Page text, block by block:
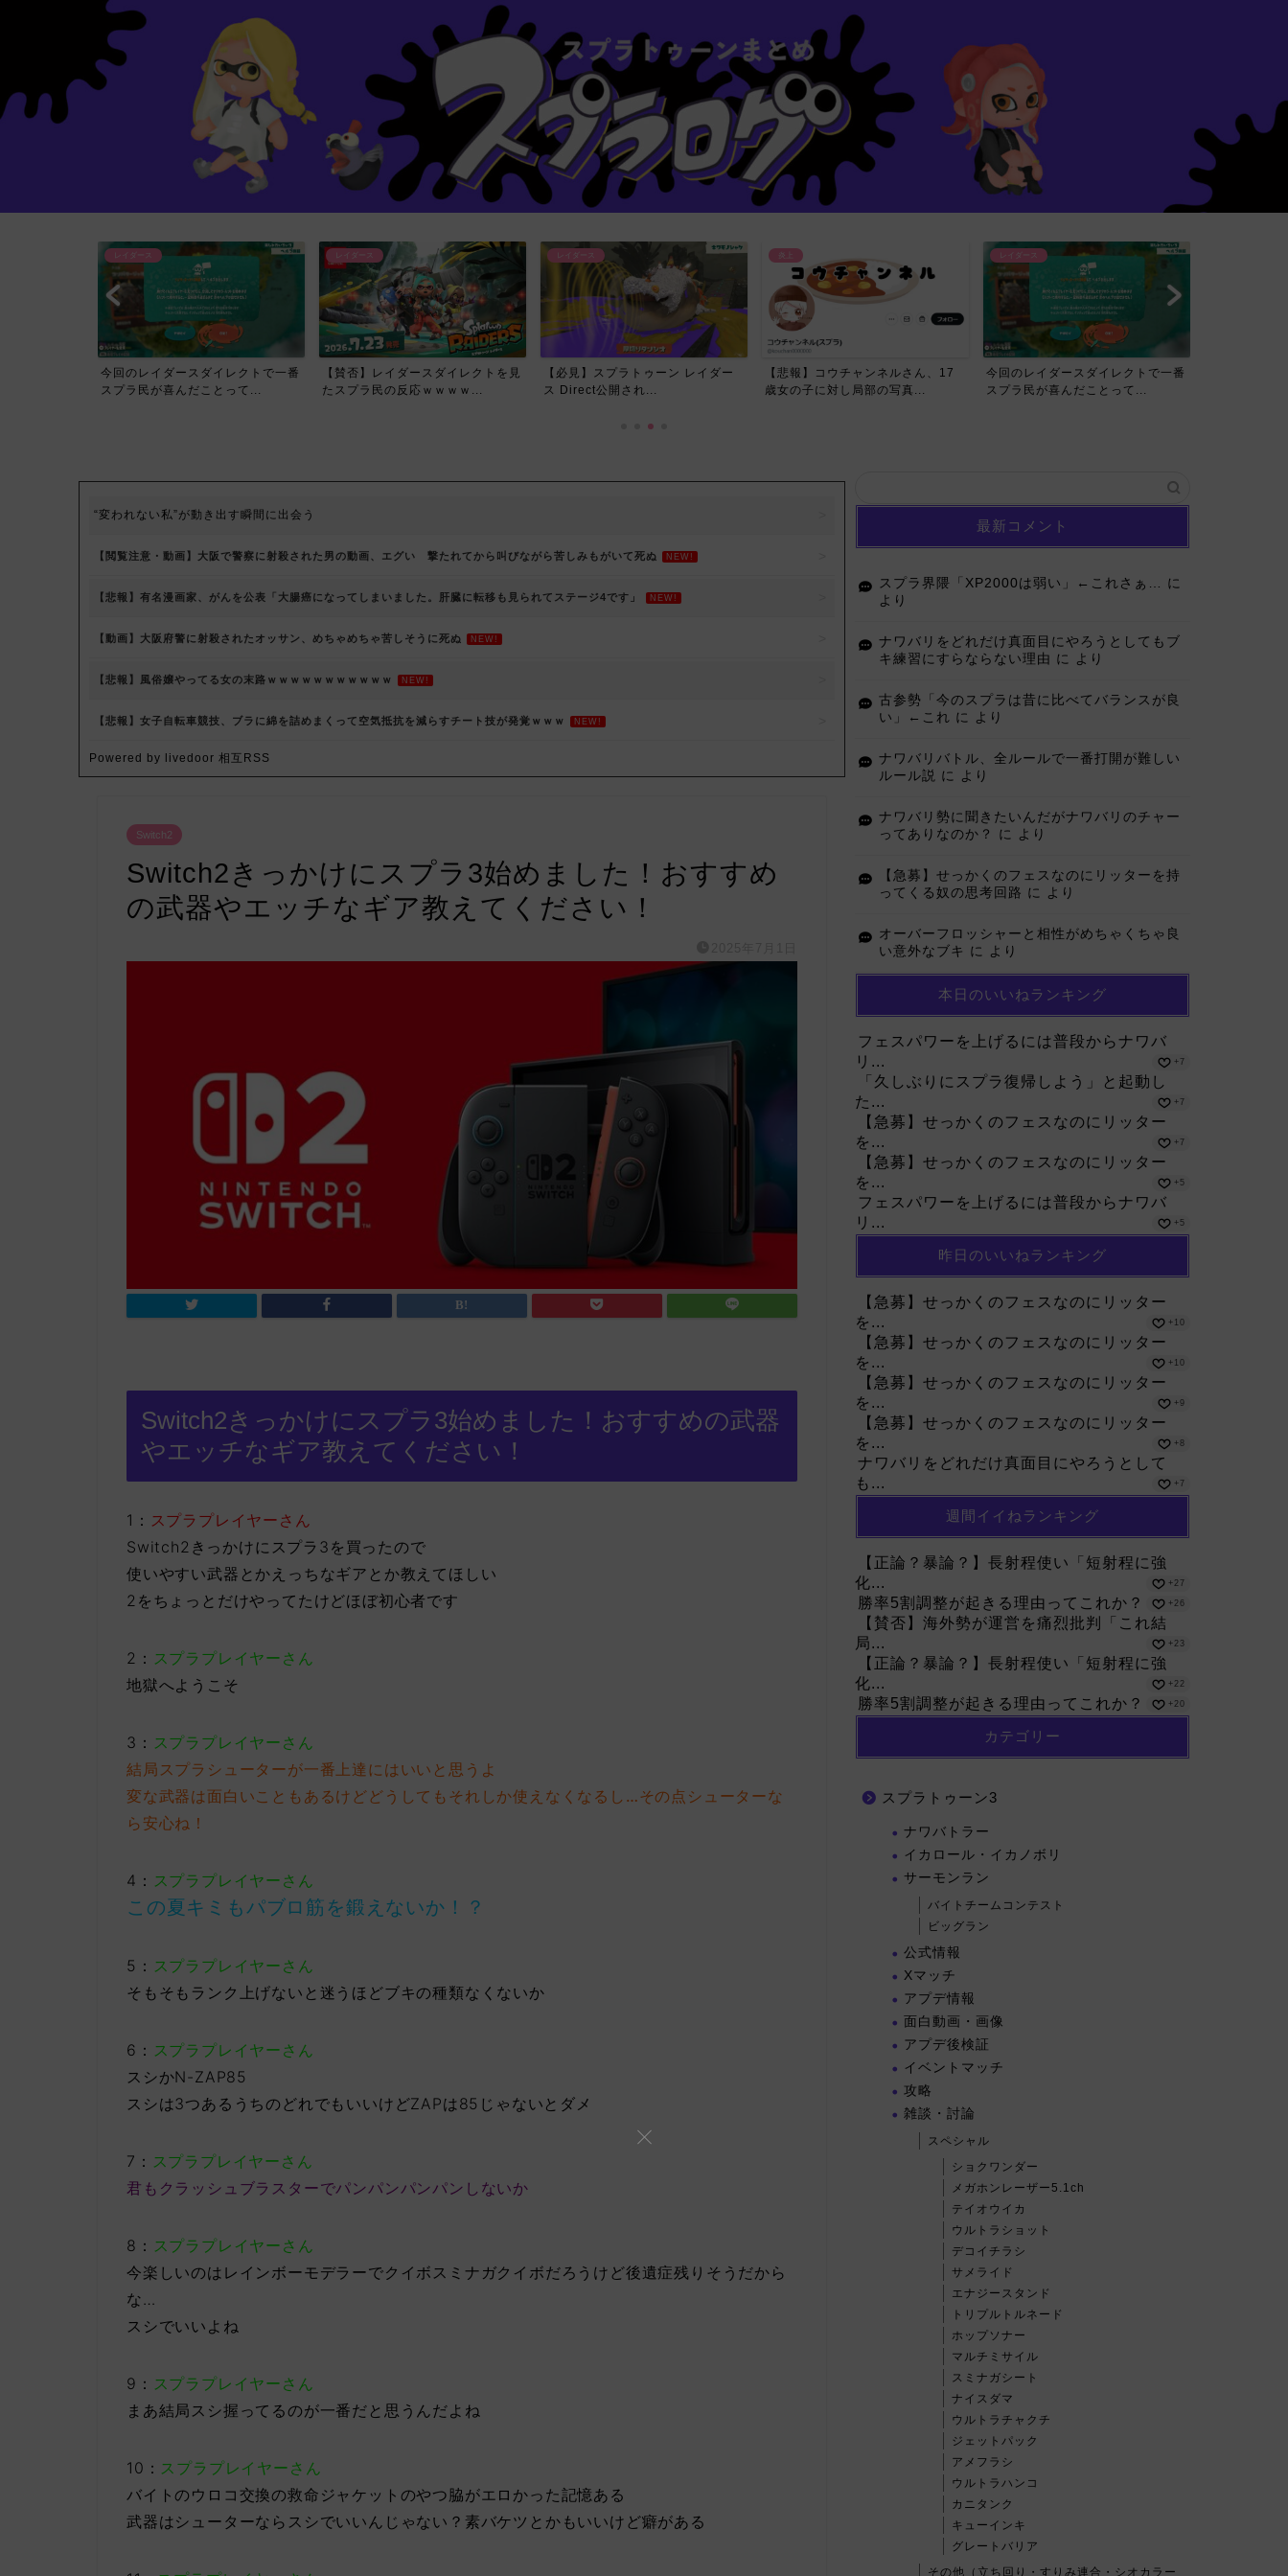
レイダース
【賛否】レイダースダイレクトを見
たスプラ民の反応ｗｗｗｗ...
レイダース
【必見】スプラトゥーン レイダー
ス Direct公開され...
【悲報】コウチャンネルさん、17
歳女の子に対し局部の写真...
レイダース
今回のレイダースダイレクトで一番
スプラ民が喜んだことって...
レイダース
【賛否】レイダースダイレクトを見
たスプラ民の反応ｗｗｗｗ...
“変われない私”が動き出す瞬間に出会う
【閲覧注意・動画】大阪で警察に射殺された男の動画、エグい 撃たれてから叫びながら苦しみもがいて死ぬ NEW!
【悲報】有名漫画家、がんを公表「大腸癌になってしまいました。肝臓に転移も見られてステージ4です」 NEW!
【動画】大阪府警に射殺されたオッサン、めちゃめちゃ苦しそうに死ぬ NEW!
【悲報】風俗嬢やってる女の末路ｗｗｗｗｗｗｗｗｗｗｗ NEW!
【悲報】女子自転車競技、ブラに綿を詰めまくって空気抵抗を減らすチート技が発覚ｗｗｗ NEW!
Powered by livedoor 相互RSS
Switch2
Switch2きっかけにスプラ3始めました！おすすめ
の武器やエッチなギア教えてください！
Switch2きっかけにスプラ3始めました！おすすめの武器
やエッチなギア教えてください！
1： スプラプレイヤーさん
Switch2きっかけにスプラ3を買ったので
使いやすい武器とかえっちなギアとか教えてほしい
2をちょっとだけやってたけどほぼ初心者です
2： スプラプレイヤーさん
地獄へようこそ
3： スプラプレイヤーさん
結局スプラシューターが一番上達にはいいと思うよ
変な武器は面白いこともあるけどどうしてもそれしか使えなくなるし…その点シューターな
ら安心ね！
4： スプラプレイヤーさん
この夏キミもパブロ筋を鍛えないか！？
5： スプラプレイヤーさん
そもそもランク上げないと迷うほどブキの種類なくないか
6： スプラプレイヤーさん
スシかN-ZAP85
スシは3つあるうちのどれでもいいけどZAPは85じゃないとダメ
7： スプラプレイヤーさん
君もクラッシュブラスターでパンパンパンパンしないか
8： スプラプレイヤーさん
今楽しいのはレインボーモデラーでクイボスミナガクイボだろうけど後遺症残りそうだから
な…
スシでいいよね
9： スプラプレイヤーさん
まあ結局スシ握ってるのが一番だと思うんだよね
10： スプラプレイヤーさん
バイトのウロコ交換の救命ジャケットのやつ脇がエロかった記憶ある
武器はシューターならスシでいいんじゃない？素バケツとかもいいけど癖がある
最新コメント
スプラ界隈「XP2000は弱い」←これさぁ…
に
より
ナワバリをどれだけ真面目にやろうとしてもブ
キ練習にすらならない理由 に より
古参勢「今のスプラは昔に比べてバランスが良
い」←これ に より
ナワバリバトル、全ルールで一番打開が難しい
ルール説 に より
ナワバリ勢に聞きたいんだがナワバリのチャー
ってありなのか？
に より
【急募】せっかくのフェスなのにリッターを持
ってくる奴の思考回路 に より
オーバーフロッシャーと相性がめちゃくちゃ良
い意外なブキ に より
本日のいいねランキング
フェスパワーを上げるには普段からナワバ
リ...
+7
「久しぶりにスプラ復帰しよう」と起動し
た...
+7
【急募】せっかくのフェスなのにリッター
を...
+7
【急募】せっかくのフェスなのにリッター
を...
+5
フェスパワーを上げるには普段からナワバ
リ...
+5
昨日のいいねランキング
【急募】せっかくのフェスなのにリッター
を...
+10
【急募】せっかくのフェスなのにリッター
を...
+10
【急募】せっかくのフェスなのにリッター
を...
+9
【急募】せっかくのフェスなのにリッター
を...
+8
ナワバリをどれだけ真面目にやろうとして
も...
+7
週間イイねランキング
【正論？暴論？】長射程使い「短射程に強
化...
+27
勝率5割調整が起きる理由ってこれか？ +26
【賛否】海外勢が運営を痛烈批判「これ結
局...
+23
【正論？暴論？】長射程使い「短射程に強
化...
+22
勝率5割調整が起きる理由ってこれか？ +20
カテゴリー
スプラトゥーン3
ナワバトラー
イカロール・イカノボリ
サーモンラン
バイトチームコンテスト
ビッグラン
公式情報
Xマッチ
アプデ情報
面白動画・画像
アプデ後検証
イベントマッチ
攻略
雑談・討論
スペシャル
ショクワンダー
メガホンレーザー5.1ch
テイオウイカ
ウルトラショット
デコイチラシ
サメライド
エナジースタンド
トリプルトルネード
ホップソナー
マルチミサイル
スミナガシート
ナイスダマ
ウルトラチャクチ
ジェットパック
アメフラシ
ウルトラハンコ
カニタンク
キューインキ
グレートバリア
その他（立ち回り・すりみ連合・シオカラー